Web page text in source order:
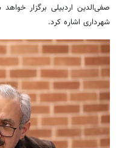
صفی‌الدین اردبیلی برگزار
شهرداری اشاره کرد.